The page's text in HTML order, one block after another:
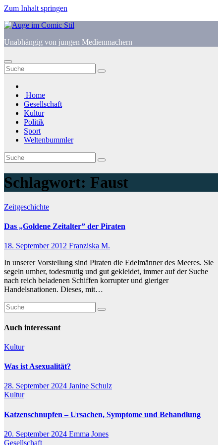
Zum Inhalt springen
Unabhängig von jungen Medienmachern
Home
Gesellschaft
Kultur
Politik
Sport
Weltenbummler
Schlagwort: Faust
Zeitgeschichte
Das „Goldene Zeitalter” der Piraten
18. September 2012 Franziska M.
In unserer Vorstellung sind Piraten die Edelmänner des Meeres. Sie
segeln umher, todesmutig und gut gekleidet, immer auf der Suche
nach reich beladenen Schiffen korrupter und gieriger
Handelsnationen. Dieses, mit…
Auch interessant
Kultur
Was ist Asexualität?
28. September 2024 Janine Schulz
Kultur
Katzenschnupfen – Ursachen, Symptome und Behandlung
20. September 2024 Emma Jones
Gesellschaft